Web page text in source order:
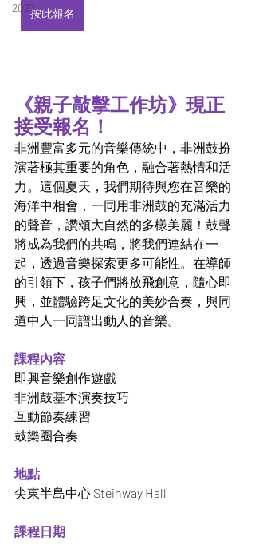
2022按此報名
《親子敲擊工作坊》現正
接受報名！
非洲豐富多元的音樂傳統中，非洲鼓扮
演著極其重要的角色，融合著熱情和活
力。這個夏天，我們期待與您在音樂的
海洋中相會，一同用非洲鼓的充滿活力
的聲音，讚頌大自然的多樣美麗！鼓聲
將成為我們的共鳴，將我們連結在一
起，透過音樂探索更多可能性。在導師
的引領下，孩子們將放飛創意，隨心即
興，並體驗跨足文化的美妙合奏，與同
道中人一同譜出動人的音樂。
課程內容
即興音樂創作遊戲
非洲鼓基本演奏技巧
互動節奏練習
鼓樂圈合奏
地點
尖東半島中心 Steinway Hall
課程日期